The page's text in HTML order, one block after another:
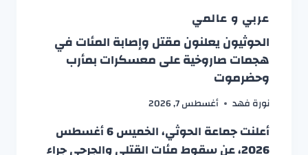
عربي و عالمي
الحوثيون يعلنون مقتل وإصابة المئات في
هجمات صاروخية على معسكرات بمأرب
وحضرموت
نورة فهد أغسطس 7, 2026
أعلنت جماعة الحوثي، الخميس 6 أغسطس
2026، عن سقوط مئات القتلى والجرحى جراء